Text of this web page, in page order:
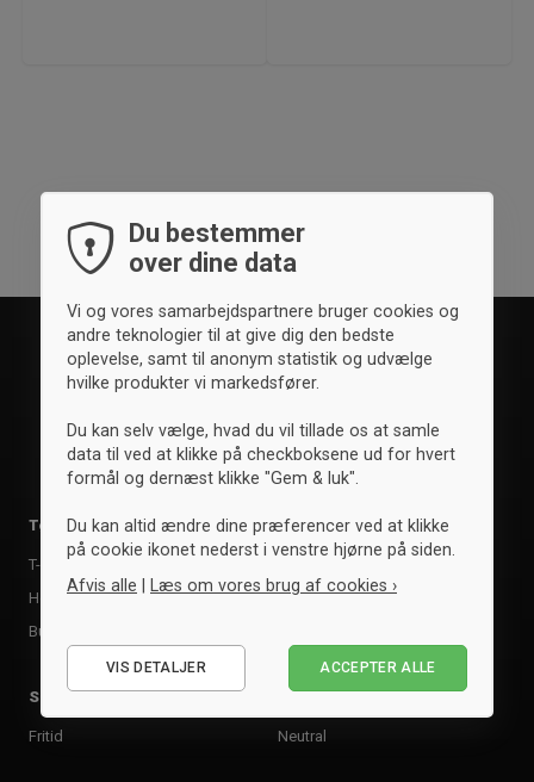
Tøj
T-shirts & poloer
Hoodies & sweatshirts
Bukser & tights
Tilbehør
Andet udstyr
Sportsgrene
Fritid
Mærker
Neutral
Du bestemmer
over dine data
Vi og vores samarbejdspartnere bruger cookies og
andre teknologier til at give dig den bedste
oplevelse, samt til anonym statistik og udvælge
hvilke produkter vi markedsfører.
Du kan selv vælge, hvad du vil tillade os at samle
data til ved at klikke på checkboksene ud for hvert
formål og dernæst klikke "Gem & luk".
Du kan altid ændre dine præferencer ved at klikke
på cookie ikonet nederst i venstre hjørne på siden.
Afvis alle
Læs om vores brug af cookies ›
Statistiske
VIS DETALJER ACCEPTER ALLE